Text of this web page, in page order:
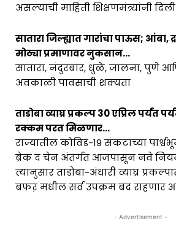
असल्याची माहिती शिक्षणमंत्र्यांनी
सातारा जिल्ह्यात गारांचा पाऊस; आंबा,
मोठ्या प्रमाणावर नुकसान…
सातारा, नंदुरबार, धुळे, जालना, पुणे
अवकाळी पावसाची शक्यता
ताडोबा व्याघ्र प्रकल्प 30 एप्रिल पर्यंत
रक्कम परत मिळणार…
राज्यातील कोविड-19 संकटाच्या
ब्रेक द चेन अंतर्गत आजपासून नवे
त्यानुसार ताडोबा-अंधारी व्याघ्र
बफऱ मधील सर्व उपक्रम बंद राहणार
- Advertisement -